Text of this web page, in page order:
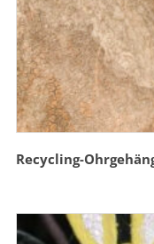
Recycling-